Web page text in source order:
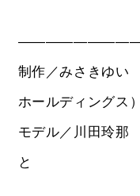
制作／みさきゆい
ホールディングス）
モデル／川田玲那
と